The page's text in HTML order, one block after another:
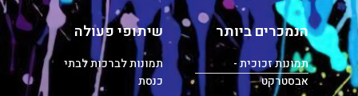
הנמכרים ביותר
תמונות זכוכית -
אבסטרקט
שיתופי פעולה
תמונות לברכות לבתי
כנסת